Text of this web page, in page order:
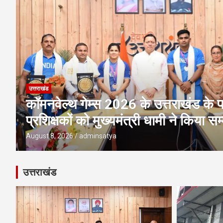
उत्तराखंड
अवैध प्लाटिंग-निर्माण पर एमडीडीए की बड़ी
पर ध्वस्तीकरण; मसूरी मार्ग पर निर्माण
August 8, 2026 adminsatya
उत्तराखंड